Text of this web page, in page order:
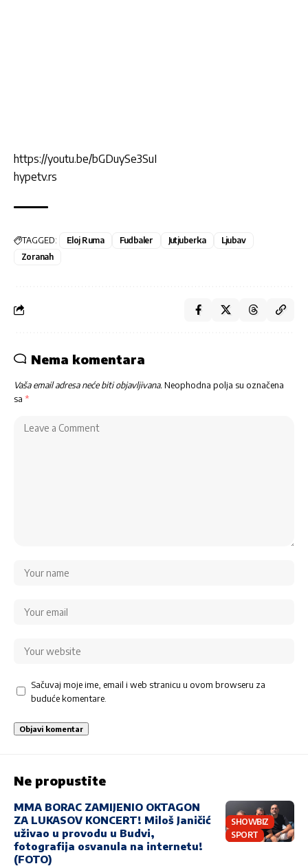
https://youtu.be/bGDuySe3SuI
hypetv.rs
TAGGED: Eloj Ruma Fudbaler Jutjuberka
Ljubav
Zoranah
Nema komentara
Vaša email adresa neće biti objavljivana. Neophodna polja su označena
sa *
Sačuvaj moje ime, email i web stranicu u ovom browseru za
buduće komentare.
Ne propustite
SHOWBIZ
SPORT
MMA BORAC ZAMIJENIO OKTAGON
ZA LUKASOV KONCERT! Miloš Janičić
uživao u provodu u Budvi,
fotografija osvanula na internetu!
(FOTO)